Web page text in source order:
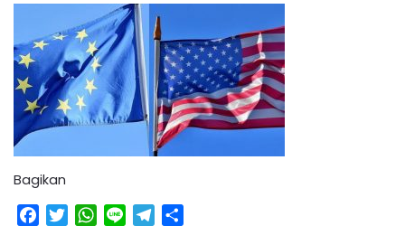
Bagikan
Facebook
TwitterWhatsApp
Line Telegram